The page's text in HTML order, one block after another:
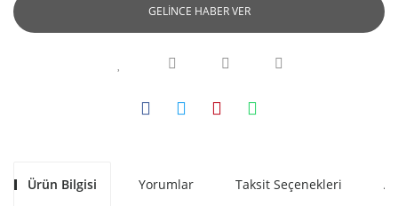
GELİNCE HABER VER
Ürün Bilgisi Yorumlar Taksit Seçenekleri